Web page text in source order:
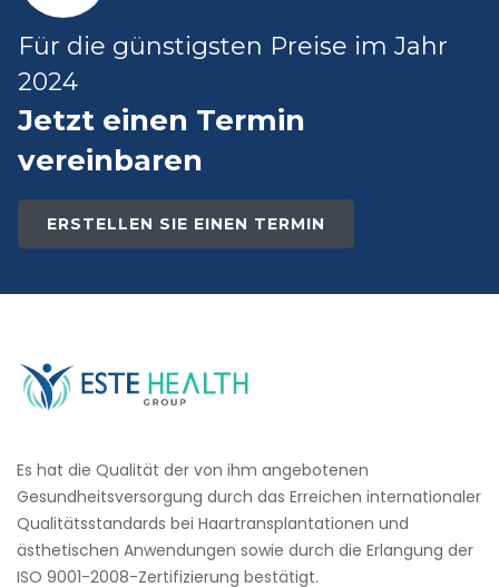
Für die günstigsten Preise im Jahr
2024
Jetzt einen Termin
vereinbaren
ERSTELLEN SIE EINEN TERMIN
Es hat die Qualität der von ihm angebotenen
Gesundheitsversorgung durch das Erreichen internationaler
Qualitätsstandards bei Haartransplantationen und
ästhetischen Anwendungen sowie durch die Erlangung der
ISO 9001-2008-Zertifizierung bestätigt.